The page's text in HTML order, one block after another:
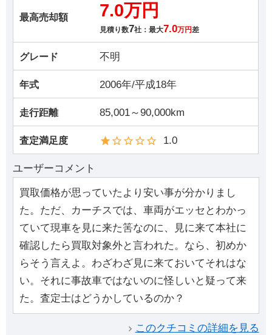
最高売却額 7.0万円
見積り数7社：最大7.0万円差
グレード 不明
年式 2006年/平成18年
走行距離 85,001～90,000km
査定満足度 1.0
ユーザーコメント
買取価格が思っていたより安い事が分かりまし
た。ただ、カーチスでは、車両がエッセとわかっ
ていて現車を見に来た筈なのに、見に来て本社に
確認したら買取対象外と言われた。なら、初めか
らそう言えよ。わざわざ見に来ておいてそれはな
い。それに事故車ではないのに怪しいと疑って来
た。査定士はどうかしているのか？
このクチコミの詳細を見る